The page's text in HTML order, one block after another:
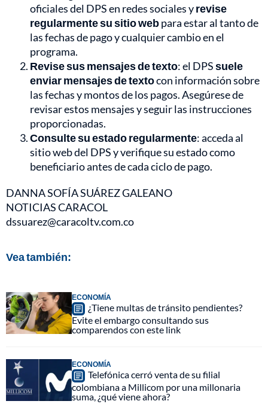
oficiales del DPS en redes sociales yrevise
regularmente su sitio webpara estar al tanto de
las fechas de pago y cualquier cambio en el
programa.
Revise sus mensajes de texto: el DPSsuele
enviar mensajes de textocon información sobre
las fechas y montos de los pagos. Asegúrese de
revisar estos mensajes y seguir las instrucciones
proporcionadas.
Consulte su estado regularmente: acceda al
sitio web del DPS y verifique su estado como
beneficiario antes de cada ciclo de pago.
DANNA SOFÍA SUÁREZ GALEANO
NOTICIAS CARACOL
dssuarez@caracoltv.com.co
Vea también:
ECONOMÍA
¿Tiene multas de tránsito pendientes?
Evite el embargo consultando sus
comparendos con este link
ECONOMÍA
Telefónica cerró venta de su filial
colombiana a Millicom por una millonaria
suma, ¿qué viene ahora?